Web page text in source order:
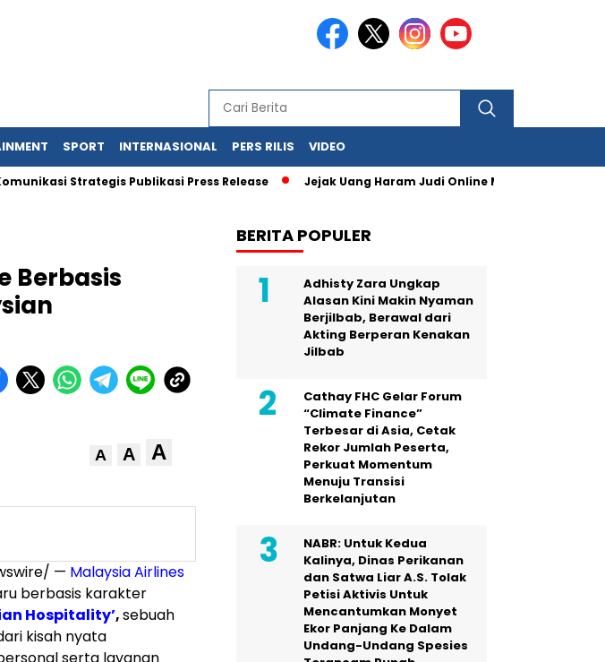
SPORT INTERNASIONAL PERS RILIS VIDEO
Strategis Publikasi Press Release Jejak Uang Haram Judi Online Mulai Terbaca, Dana Judi
Berbasis
A A A
— Malaysia Airlines
berbasis karakter
Hospitality’,sebuah
kisah nyata
BERITA POPULER
Adhisty Zara Ungkap
Alasan Kini Makin Nyaman
Berjilbab, Berawal dari
Akting Berperan Kenakan
Jilbab
Cathay FHC Gelar Forum
“Climate Finance”
Terbesar di Asia, Cetak
Rekor Jumlah Peserta,
Perkuat Momentum
Menuju Transisi
Berkelanjutan
NABR: Untuk Kedua
Kalinya, Dinas Perikanan
dan Satwa Liar A.S. Tolak
Petisi Aktivis Untuk
Mencantumkan Monyet
Ekor Panjang Ke Dalam
Undang-Undang Spesies